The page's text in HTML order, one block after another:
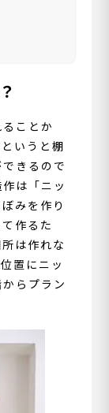
ことか
いうと棚
きるので
は「ニッ
みを作り
作るた
は作れな
置にニッ
らプラン